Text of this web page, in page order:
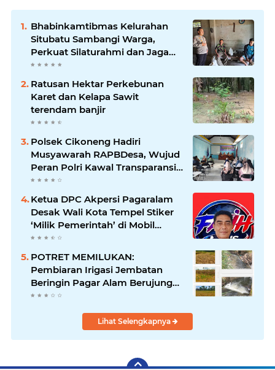
Bhabinkamtibmas Kelurahan
Situbatu Sambangi Warga,
Perkuat Silaturahmi dan Jaga
Kondusivitas Wilayah
Ratusan Hektar Perkebunan
Karet dan Kelapa Sawit
terendam banjir
Polsek Cikoneng Hadiri
Musyawarah RAPBDesa, Wujud
Peran Polri Kawal Transparansi
dan Kamtibmas Desa
Sindangkasih
Ketua DPC Akpersi Pagaralam
Desak Wali Kota Tempel Stiker
‘Milik Pemerintah’ di Mobil
Dinas, Cegah Penyalahgunaan
POTRET MEMILUKAN:
Pembiaran Irigasi Jembatan
Beringin Pagar Alam Berujung
'Bencana' Bagi Petani
Lihat Selengkapnya